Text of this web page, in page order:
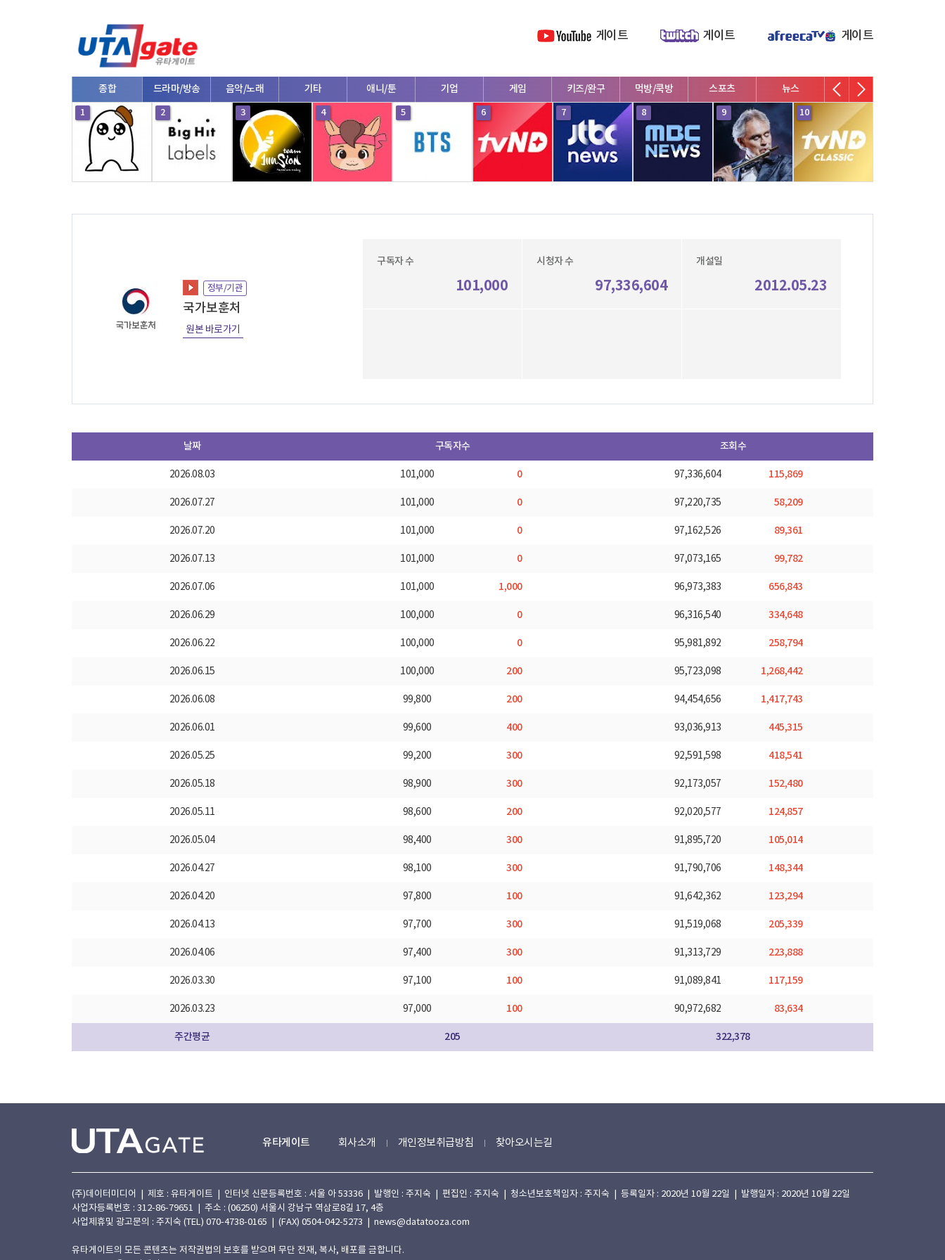
게이트 게이트 게이트
종합 드라마/방송 음악/노래 기타 애니/툰 기업 게임 키즈/완구 먹방/쿡방 스포츠 뉴스 V로그/소통
1 2 3 4 5 6 7 8 9 10
정부/기관
국가보훈처
원본 바로가기
구독자 수
101,000
시청자 수
97,336,604
개설일
2012.05.23
날짜 구독자수 조회수
2026.08.03 101,000 0 97,336,604 115,869
2026.07.27 101,000 0 97,220,735 58,209
2026.07.20 101,000 0 97,162,526 89,361
2026.07.13 101,000 0 97,073,165 99,782
2026.07.06 101,000 1,000 96,973,383 656,843
2026.06.29 100,000 0 96,316,540 334,648
2026.06.22 100,000 0 95,981,892 258,794
2026.06.15 100,000 200 95,723,098 1,268,442
2026.06.08 99,800 200 94,454,656 1,417,743
2026.06.01 99,600 400 93,036,913 445,315
2026.05.25 99,200 300 92,591,598 418,541
2026.05.18 98,900 300 92,173,057 152,480
2026.05.11 98,600 200 92,020,577 124,857
2026.05.04 98,400 300 91,895,720 105,014
2026.04.27 98,100 300 91,790,706 148,344
2026.04.20 97,800 100 91,642,362 123,294
2026.04.13 97,700 300 91,519,068 205,339
2026.04.06 97,400 300 91,313,729 223,888
2026.03.30 97,100 100 91,089,841 117,159
2026.03.23 97,000 100 90,972,682 83,634
주간평균 205 322,378
유타게이트 회사소개 개인정보취급방침 찾아오시는길
(주)데이터미디어 | 제호 : 유타게이트 | 인터넷 신문등록번호 : 서울 아 53336 | 발행인 : 주지숙 | 편집인 : 주지숙 | 청소년보호책임자 : 주지숙 | 등록일자 : 2020년 10월 22일 | 발행일자 : 2020년 10월 22일
사업자등록번호 : 312-86-79651 | 주소 : (06250) 서울시 강남구 역삼로8길 17, 4층
사업제휴및 광고문의 : 주지숙 (TEL) 070-4738-0165 | (FAX) 0504-042-5273 | news@datatooza.com
유타게이트의 모든 콘텐츠는 저작권법의 보호를 받으며 무단 전재, 복사, 배포를 금합니다.